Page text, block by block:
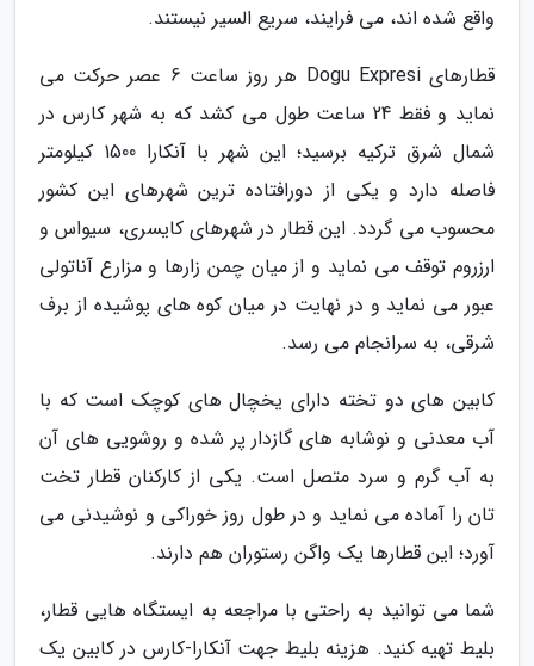
واقع شده اند، می فرایند، سریع السیر نیستند.
قطارهای Dogu Expresi هر روز ساعت 6 عصر حرکت می
نماید و فقط 24 ساعت طول می کشد که به شهر کارس در
شمال شرق ترکیه برسید؛ این شهر با آنکارا 1500 کیلومتر
فاصله دارد و یکی از دورافتاده ترین شهرهای این کشور
محسوب می گردد. این قطار در شهرهای کایسری، سیواس و
ارزروم توقف می نماید و از میان چمن زارها و مزارع آناتولی
عبور می نماید و در نهایت در میان کوه های پوشیده از برف
شرقی، به سرانجام می رسد.
کابین های دو تخته دارای یخچال های کوچک است که با
آب معدنی و نوشابه های گازدار پر شده و روشویی های آن
به آب گرم و سرد متصل است. یکی از کارکنان قطار تخت
تان را آماده می نماید و در طول روز خوراکی و نوشیدنی می
آورد؛ این قطارها یک واگن رستوران هم دارند.
شما می توانید به راحتی با مراجعه به ایستگاه هایی قطار،
بلیط تهیه کنید. هزینه بلیط جهت آنکارا-کارس در کابین یک